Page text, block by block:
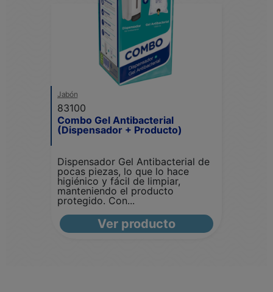
Jabón
83100
Combo Gel Antibacterial
(Dispensador + Producto)
Dispensador Gel Antibacterial de
pocas piezas, lo que lo hace
higiénico y fácil de limpiar,
manteniendo el producto
protegido. Con...
Ver producto